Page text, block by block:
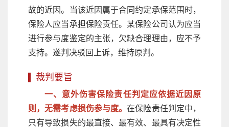
故的近因。当该近因属于合同约定承保范围时，
保险人应当承担保险责任。某保险公司认为应当
进行参与度鉴定的主张，欠缺合理理由，应不予
支持。遂判决驳回上诉，维持原判。
裁判要旨
一、意外伤害保险责任判定应依据近因原
则，无需考虑损伤参与度。在保险责任判定中，
只有导致损失的最直接、最有效、最具有决定性